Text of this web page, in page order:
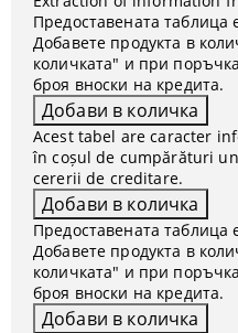
Предоставената
Добавете продукта в
количката" и при
броя вноски на кредита.
Acest tabel are caracter
în coșul de cumpărături
cererii de creditare.
Предоставената
Добавете продукта в
количката" и при
броя вноски на кредита.